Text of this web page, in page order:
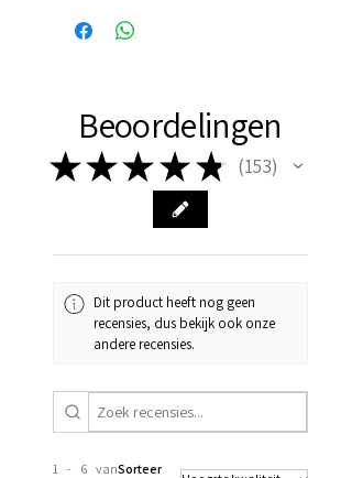
Beoordelingen
★★★ ★ ★ 153
153
Dit product heeft nog geen
recensies, dus bekijk ook onze
andere recensies.
1 - 6 vanSorteer